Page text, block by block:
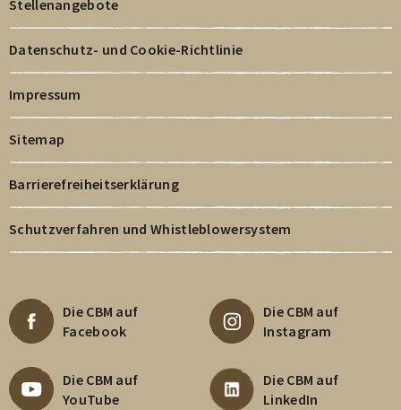
Stellenangebote
Datenschutz- und Cookie-Richtlinie
Impressum
Sitemap
Barrierefreiheitserklärung
Schutzverfahren und Whistleblowersystem
Die CBM auf
Facebook
Die CBM auf
Instagram
Die CBM auf
YouTube
Die CBM auf
LinkedIn